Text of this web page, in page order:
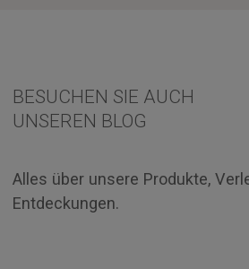
BESUCHEN SIE AUCH
UNSEREN BLOG
Alles über unsere Produkte,
Entdeckungen.